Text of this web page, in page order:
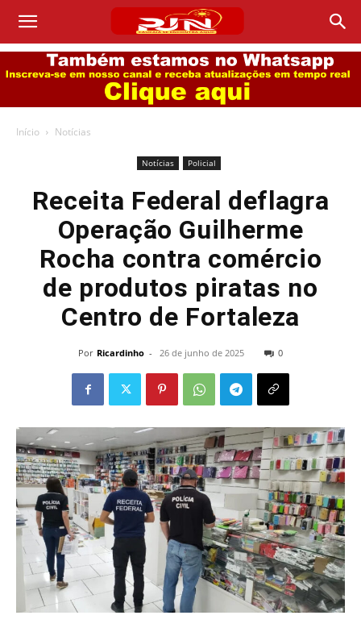
Início Notícias
Notícias Policial
Receita Federal deflagra
Operação Guilherme
Rocha contra comércio
de produtos piratas no
Centro de Fortaleza
Por Ricardinho - 26 de junho de 2025 0